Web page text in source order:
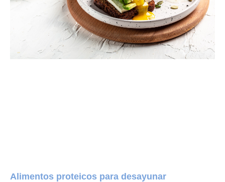
Alimentos proteicos para desayunar